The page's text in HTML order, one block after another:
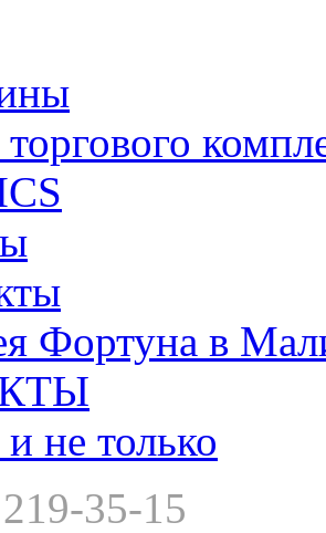
Фортуна в
не только
35-15